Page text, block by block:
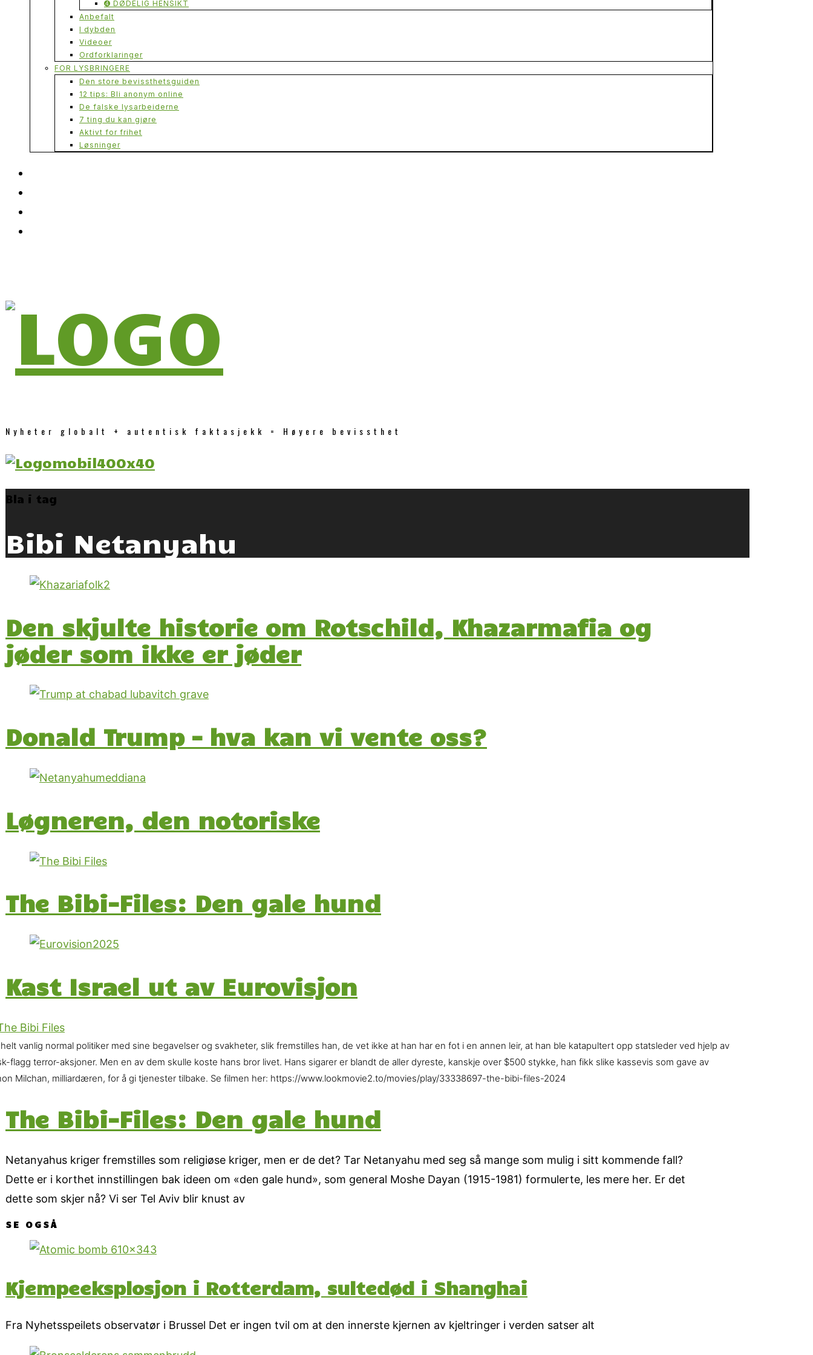
➍ DØDELIG HENSIKT
Anbefalt
I dybden
Videoer
Ordforklaringer
FOR LYSBRINGERE
Den store bevissthetsguiden
12 tips: Bli anonym online
De falske lysarbeiderne
7 ting du kan gjøre
Aktivt for frihet
Løsninger
Nyheter globalt + autentisk faktasjekk = Høyere bevissthet
Bla i tag
Bibi Netanyahu
Den skjulte historie om Rotschild, Khazarmafia og
jøder som ikke er jøder
Donald Trump – hva kan vi vente oss?
Løgneren, den notoriske
The Bibi-Files: Den gale hund
Kast Israel ut av Eurovisjon
vanlig normal politiker med sine begavelser og svakheter, slik fremstilles han, de vet ikke at han har en fot i en annen leir, at han ble katapultert opp statsleder ved hjelp av
flagg terror-aksjoner. Men en av dem skulle koste hans bror livet. Hans sigarer er blandt de aller dyreste, kanskje over $500 stykke, han fikk slike kassevis som gave av
Milchan, milliardæren, for å gi tjenester tilbake. Se filmen her: https://www.lookmovie2.to/movies/play/33338697-the-bibi-files-2024
The Bibi-Files: Den gale hund
Netanyahus kriger fremstilles som religiøse kriger, men er de det? Tar Netanyahu med seg så mange som mulig i sitt kommende fall?
Dette er i korthet innstillingen bak ideen om «den gale hund», som general Moshe Dayan (1915-1981) formulerte, les mere her. Er det
dette som skjer nå? Vi ser Tel Aviv blir knust av
SE OGSÅ
Kjempeeksplosjon i Rotterdam, sultedød i Shanghai
Fra Nyhetsspeilets observatør i Brussel Det er ingen tvil om at den innerste kjernen av kjeltringer i verden satser alt